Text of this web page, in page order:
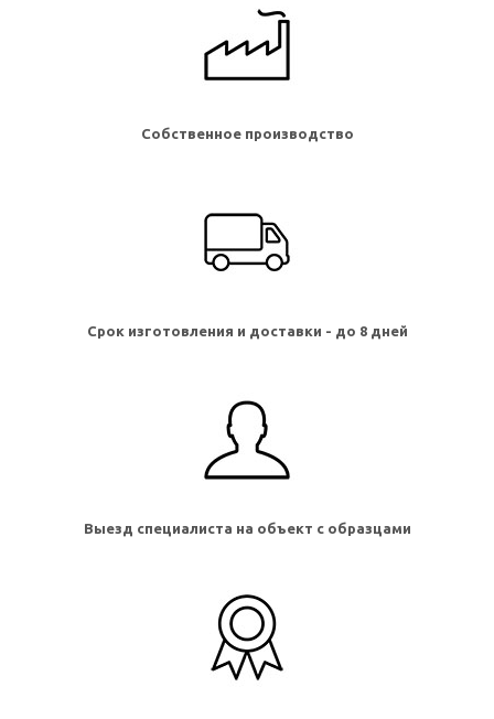
Собственное производство
Срок изготовления и доставки - до 8 дней
Выезд специалиста на объект с образцами